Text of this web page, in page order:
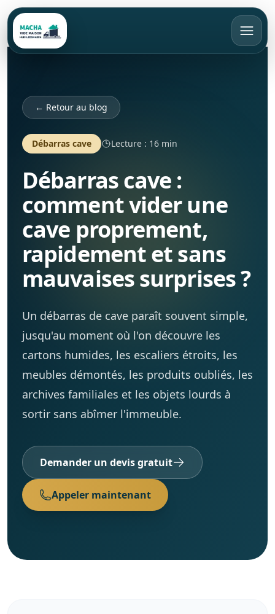
Appeler
Accueil
Vide maison
Bruxelles
Brabant Wallon
Brabant Flamand
Débarras
Appartement
Maison
Rachat d’objets
Tarifs
Avis clients
Contact
← Retour au blog
Débarras cave Lecture : 16 min
Débarras cave :
comment vider une
cave proprement,
rapidement et sans
mauvaises surprises ?
Un débarras de cave paraît souvent simple,
jusqu'au moment où l'on découvre les
cartons humides, les escaliers étroits, les
meubles démontés, les produits oubliés, les
archives familiales et les objets lourds à
sortir sans abîmer l'immeuble.
Demander un devis gratuit
Appeler maintenant